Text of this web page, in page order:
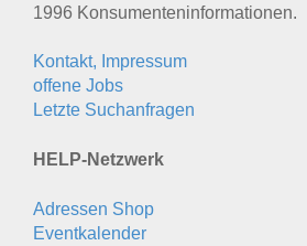
1996 Konsumenten­informationen.
Kontakt, Impressum
offene Jobs
Letzte Suchanfragen
HELP-Netzwerk
Adressen Shop
Eventkalender